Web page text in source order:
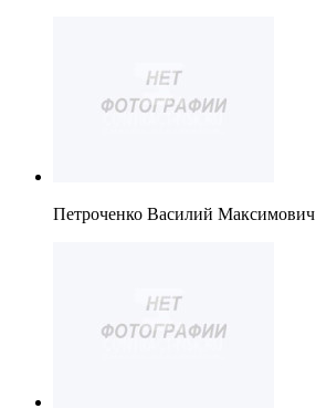
Петроченко Василий Максимович